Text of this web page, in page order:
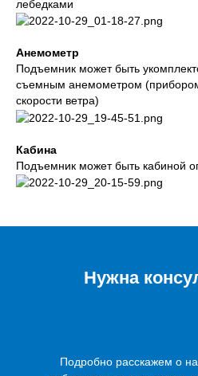
лебедками
Анемометр
Подъемник может быть
съемным анемометром
скорости ветра)
Кабина
Подъемник может быть кабиной
Нужна
Подробно расскажем о